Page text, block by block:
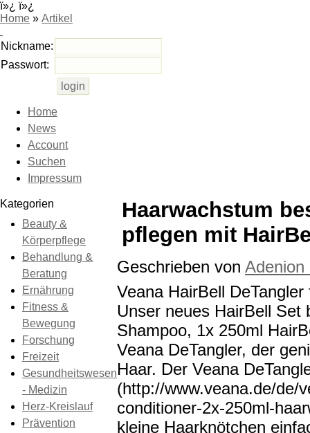
ï»¿ ï»¿
Home » Artikel
Nickname:
Passwort:
Home
News
Account
Suchen
Impressum
Kategorien
Beauty &
Körperpflege
Behandlung &
Beratung
Ernährung
Fitness &
Bewegung
Forschung
Freizeit
Gesundheitswesen
- Medizin
Herz-Kreislauf
Prävention
Haarwachstum
pflegen mit
Geschrieben von
Veana HairBell
Unser neues HairBell Set
Shampoo, 1x 250ml
Veana DeTangler, der
Haar. Der Veana
(http://www.veana.de/de/
conditioner-2x-250ml-
kleine Haarknötchen